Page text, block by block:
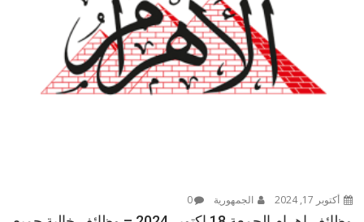
أكتوبر 17, 2024 الجمهورية 0